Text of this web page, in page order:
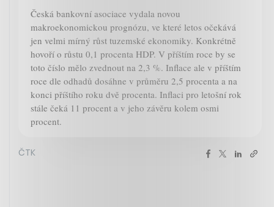
Česká bankovní asociace vydala novou
makroekonomickou prognózu, ve které letos očekává
jen velmi mírný růst tuzemské ekonomiky. Konkrétně
hovoří o růstu 0,1 procenta HDP. V příštím roce by se
toto číslo mělo zvednout na 2,3 %. Inflace ale v příštím
roce dle odhadů dosáhne v průměru 2,5 procenta a na
konci příštího roku dvě procenta. Inflaci pro letošní rok
stále čeká 11 procent a v jeho závěru kolem osmi
procent.
ČTK